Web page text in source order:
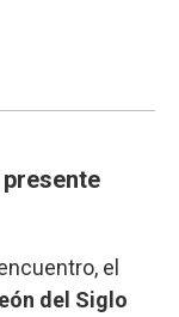
el
del Siglo